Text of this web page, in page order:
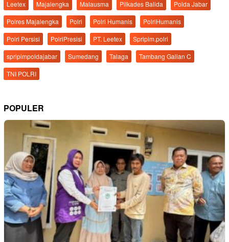
Leetex Majalengka Malausma Pilkades Balida
Polda Jabar
Polres Majalengka
Polri Polri Humanis
PolriHumanis
Polri Persisi
PolriPresisi PT. Leetex
Spripim.polri
spripimpoldajabar
Sumedang Talaga
Tambang Galian C
TNI POLRI
POPULER